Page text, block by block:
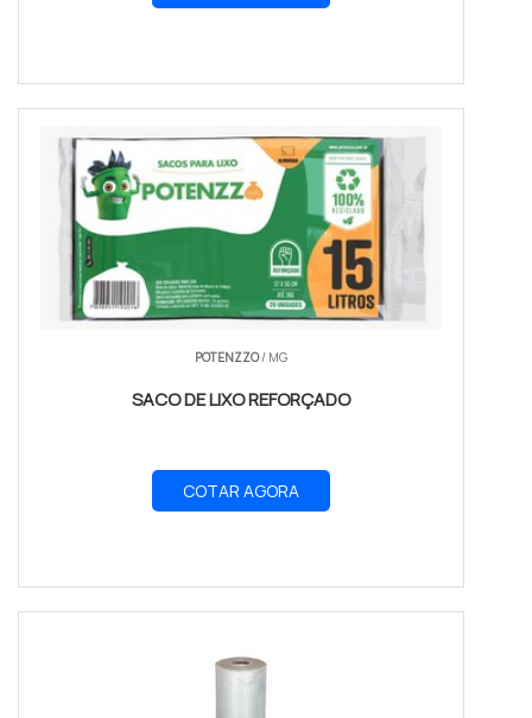
POTENZZO/ MG
SACO DE LIXO REFORÇADO
COTAR AGORA